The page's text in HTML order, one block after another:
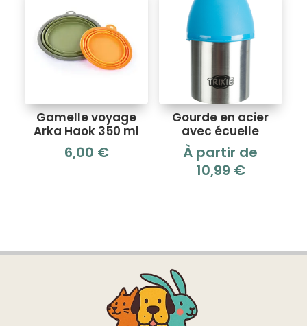
Gamelle voyage
Arka Haok 350 ml
6,00 €
Gourde en acier
avec écuelle
À partir de
10,99 €